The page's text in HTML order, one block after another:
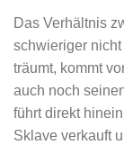
Das Verhältnis
schwieriger
träumt, kommt
auch noch
führt direkt
Sklave verkauft